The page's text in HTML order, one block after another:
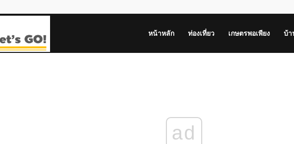
หน้าหลัก ท่องเที่ยว เกษตรพอเพียง บ้
ad